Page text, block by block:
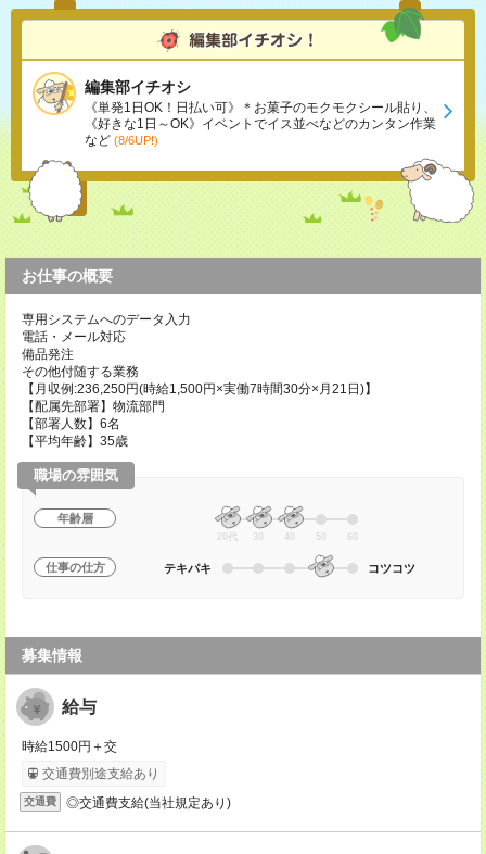
編集部イチオシ
《単発1日OK！日払い可》＊お菓子のモクモクシール貼り、
《好きな1日～OK》イベントでイス並べなどのカンタン作業
など (8/6UP!)
お仕事の概要
専用システムへのデータ入力
電話・メール対応
備品発注
その他付随する業務
【月収例:236,250円(時給1,500円×実働7時間30分×月21日)】
【配属先部署】物流部門
【部署人数】6名
【平均年齢】35歳
職場の雰囲気
年齢層
20代 30 40 50 60
仕事の仕方 テキパキ コツコツ
募集情報
給与
時給1500円＋交
交通費別途支給あり
交通費 ◎交通費支給(当社規定あり)